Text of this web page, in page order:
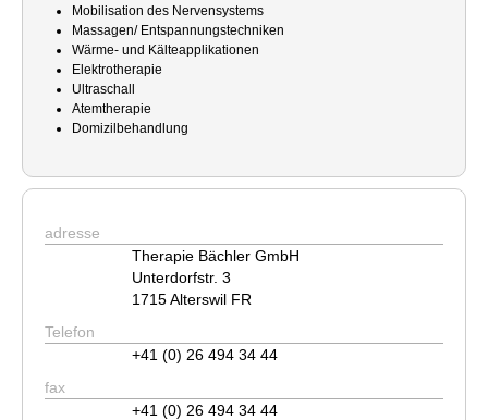
Mobilisation des Nervensystems
Massagen/ Entspannungstechniken
Wärme- und Kälteapplikationen
Elektrotherapie
Ultraschall
Atemtherapie
Domizilbehandlung
adresse
Therapie Bächler GmbH
Unterdorfstr. 3
1715 Alterswil FR
Telefon
+41 (0) 26 494 34 44
fax
+41 (0) 26 494 34 44